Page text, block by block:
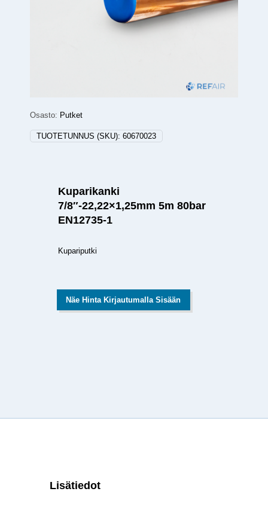
Osasto: Putket
TUOTETUNNUS (SKU): 60670023
Kuparikanki
7/8″-22,22×1,25mm 5m 80bar
EN12735-1
Kupariputki
Näe Hinta Kirjautumalla Sisään
Lisätiedot